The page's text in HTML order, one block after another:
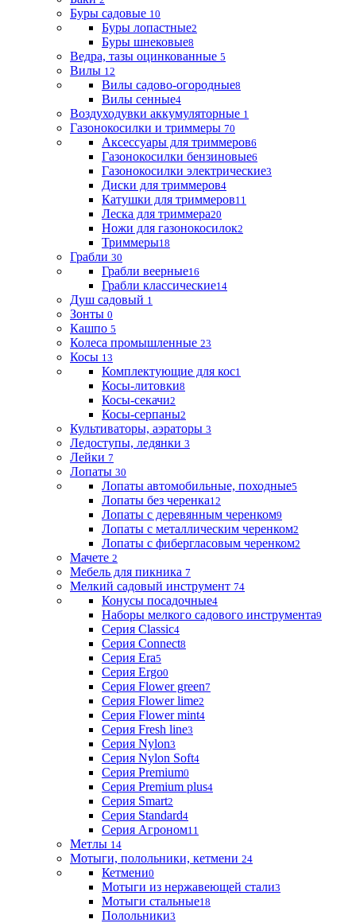
Буры садовые 10
Буры лопастные2
Буры шнековые8
Ведра, тазы оцинкованные 5
Вилы 12
Вилы садово-огородные8
Вилы сенные4
Воздуходувки аккумуляторные 1
Газонокосилки и триммеры 70
Аксессуары для триммеров6
Газонокосилки бензиновые6
Газонокосилки электрические3
Диски для триммеров4
Катушки для триммеров11
Леска для триммера20
Ножи для газонокосилок2
Триммеры18
Грабли 30
Грабли веерные16
Грабли классические14
Душ садовый 1
Зонты 0
Кашпо 5
Колеса промышленные 23
Косы 13
Комплектующие для кос1
Косы-литовки8
Косы-секачи2
Косы-серпаны2
Культиваторы, аэраторы 3
Ледоступы, ледянки 3
Лейки 7
Лопаты 30
Лопаты автомобильные, походные5
Лопаты без черенка12
Лопаты с деревянным черенком9
Лопаты с металлическим черенком2
Лопаты с фибергласовым черенком2
Мачете 2
Мебель для пикника 7
Мелкий садовый инструмент 74
Конусы посадочные4
Наборы мелкого садового инструмента9
Серия Classic4
Серия Connect8
Серия Era5
Серия Ergo0
Серия Flower green7
Серия Flower lime2
Серия Flower mint4
Серия Fresh line3
Серия Nylon3
Серия Nylon Soft4
Серия Premium0
Серия Premium plus4
Серия Smart2
Серия Standard4
Серия Агроном11
Метлы 14
Мотыги, полольники, кетмени 24
Кетмени0
Мотыги из нержавеющей стали3
Мотыги стальные18
Полольники3